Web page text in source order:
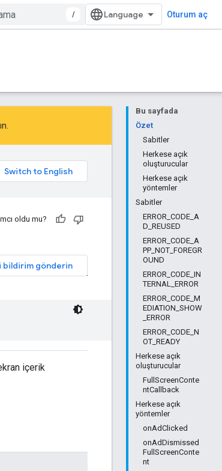
/ Oturum aç
Bu sayfada
Özet
Sabitler
Herkese açık
oluşturucular
Herkese açık
yöntemler
Sabitler
ERROR_CODE_A
D_REUSED
ERROR_CODE_A
PP_NOT_FOREGR
OUND
ERROR_CODE_IN
TERNAL_ERROR
ERROR_CODE_M
EDIATION_SHOW
_ERROR
ERROR_CODE_N
OT_READY
Herkese açık
oluşturucular
FullScreenConte
ntCallback
Herkese açık
yöntemler
onAdClicked
onAdDismissed
FullScreenConte
nt
oldu mu?
bildirim gönderin
içerik